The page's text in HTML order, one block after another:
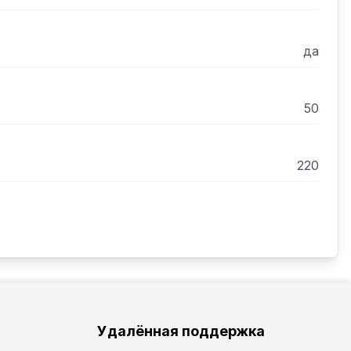
да
50
220
Удалённая поддержка